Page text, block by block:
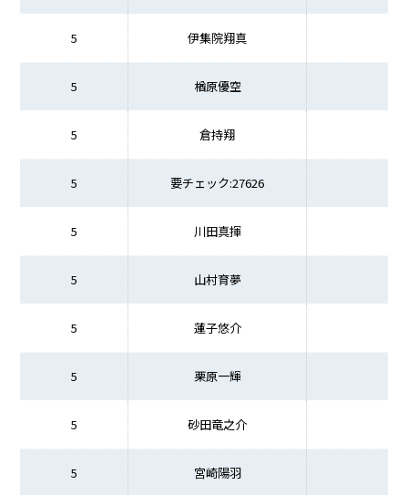
5 伊集院翔真
5 楢原優空
5 倉持翔
5 要チェック:27626
5 川田真揮
5 山村育夢
5 蓮子悠介
5 栗原一輝
5 砂田竜之介
5 宮崎陽羽